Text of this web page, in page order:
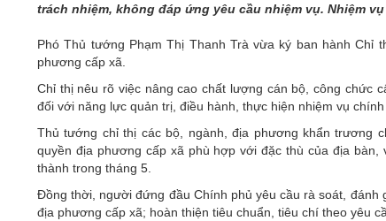
trách nhiệm, không đáp ứng yêu cầu nhiệm vụ. Nhiệm
Phó Thủ tướng Phạm Thị Thanh Trà vừa ký ban hành
phương cấp xã.
Chỉ thị nêu rõ việc nâng cao chất lượng cán bộ, công chức
đối với năng lực quản trị, điều hành, thực hiện nhiệm vụ
Thủ tướng chỉ thị các bộ, ngành, địa phương khẩn trương
quyền địa phương cấp xã phù hợp với đặc thù của địa
thành trong tháng 5.
Đồng thời, người đứng đầu Chính phủ yêu cầu rà soát,
địa phương cấp xã; hoàn thiện tiêu chuẩn, tiêu chí theo yêu